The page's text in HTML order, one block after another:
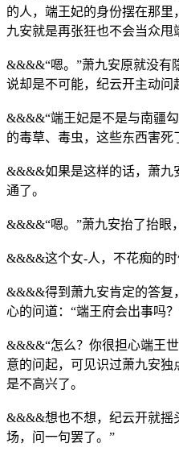
的人，端王妃的身份摆在那
九安就是再张狂也不会当众甩
&&&&“嗯。”萧九安原就没有
说却是不可能，纪云开主动问
&&&&“端王妃是不是与南疆
的毒草、毒虫，这些东西害死
&&&&如果是这样的话，萧九
通了。
&&&&“嗯。”萧九安抬了抬眼
&&&&这个女-人，不花痴的时
&&&&得到萧九安肯定的答复
心的问道：“端王府会出事吗
&&&&“怎么？你很担心端王
意的问起，可见识过萧九安
是不高兴了。
&&&&想也不想，纪云开就摇
场，问一句罢了。”